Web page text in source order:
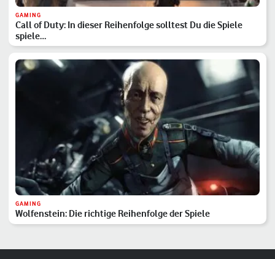
GAMING
Call of Duty: In dieser Reihenfolge solltest Du die Spiele
spiele…
GAMING
Wolfenstein: Die richtige Reihenfolge der Spiele